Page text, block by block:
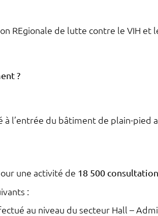
REgionale de lutte contre le VIH et
?
à l’entrée du bâtiment de plain-pied
une activité de 18 500
:
au niveau du secteur Hall –